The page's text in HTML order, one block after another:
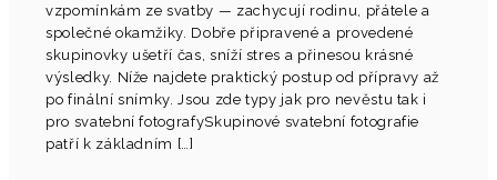
vzpomínkám ze svatby — zachycují rodinu, přátele a
společné okamžiky. Dobře připravené a provedené
skupinovky ušetří čas, sníží stres a přinesou krásné
výsledky. Níže najdete praktický postup od přípravy až
po finální snímky. Jsou zde typy jak pro nevěstu tak i
pro svatební fotografySkupinové svatební fotografie
patří k základním […]